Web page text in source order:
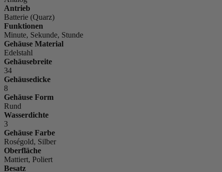
Antrieb
Batterie (Quarz)
Funktionen
Minute, Sekunde, Stunde
Gehäuse Material
Edelstahl
Gehäusebreite
34
Gehäusedicke
8
Gehäuse Form
Rund
Wasserdichte
3
Gehäuse Farbe
Roségold, Silber
Oberfläche
Mattiert, Poliert
Besatz